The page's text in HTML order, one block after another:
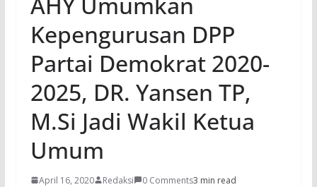
Kepengurusan DPP
Partai Demokrat 2020-
2025, DR. Yansen TP,
M.Si Jadi Wakil Ketua
Umum
April 16, 2020 Redaksi 0 Comments3 min read